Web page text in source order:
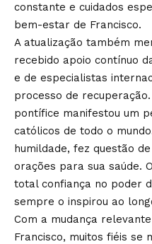
constante e cuidados
bem-estar de Francisco.
A atualização também
recebido apoio contínuo
e de especialistas
processo de
pontífice manifestou um
católicos de todo o
humildade, fez questão
orações para sua saúde.
total confiança no poder
sempre o inspirou ao
Com a mudança
Francisco, muitos fiéis se